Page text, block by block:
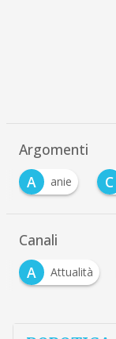
Argomenti
A
anie C
Canali
A
Attualità